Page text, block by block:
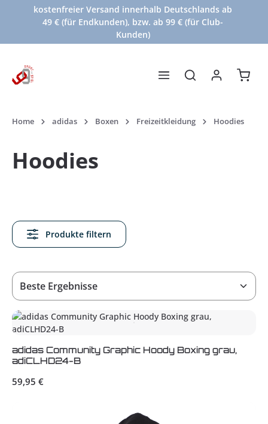
Zum Hauptinhalt springen
kostenfreier Versand innerhalb Deutschlands ab
49 € (für Endkunden), bzw. ab 99 € (für Club-
Kunden)
Home adidas Boxen Freizeitkleidung Hoodies
Hoodies
Produkte filtern
adidas Community Graphic Hoody Boxing grau,
adiCLHD24-B
Regulärer Preis:
59,95 €